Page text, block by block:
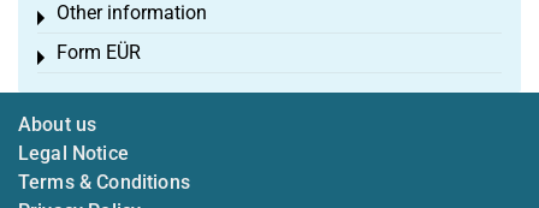
Other information
Toggle menu
Form EÜR
Toggle menu
About us
Legal Notice
Terms & Conditions